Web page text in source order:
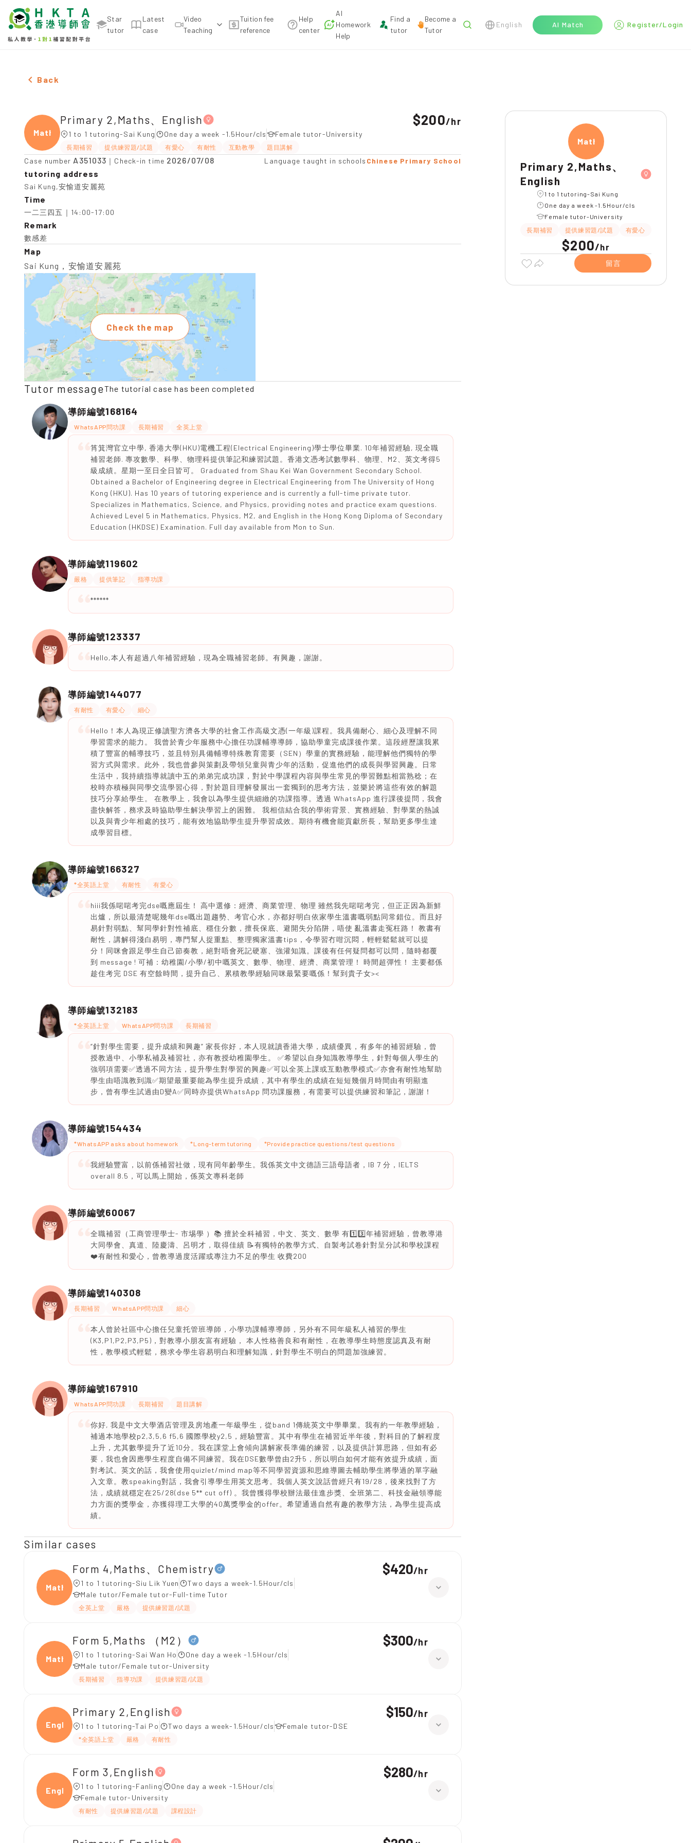
Star
tutor
Latest
case
Video
Teaching
Tuition fee
reference
Help
center
AI
Homework
Help
Find a
tutor
Become a
Tutor
English AI Match Register/Login
Female Primary 2,Maths、English，Sai Kung Tuition recommendation
Back
Maths
Primary 2,Maths、English
1 to 1 tutoring-Sai Kung One day a week -1.5Hour/cls Female tutor-University
長期補習 提供練習題/試題 有愛心 有耐性 互動教學 題目講解
$200/hr
Case number A351033 ｜Check-in time 2026/07/08 Language taught in schools Chinese Primary School
tutoring address
Sai Kung,安愉道安麗苑
Time
一二三四五｜14:00-17:00
Remark
數感差
Map
Sai Kung，安愉道安麗苑
Check the map
Tutor messageThe tutorial case has been completed
導師編號168164
WhatsAPP問功課 長期補習 全英上堂
筲箕灣官立中學, 香港大學(HKU)電機工程(Electrical Engineering)學士學位畢業. 10年補習經驗, 現全職
補習老師. 專攻數學、科學、物理科提供筆記和練習試題。香港文憑考試數學科、物理、M2、英文考得5
級成績。星期一至日全日皆可。 Graduated from Shau Kei Wan Government Secondary School.
Obtained a Bachelor of Engineering degree in Electrical Engineering from The University of Hong
Kong (HKU). Has 10 years of tutoring experience and is currently a full-time private tutor.
Specializes in Mathematics, Science, and Physics, providing notes and practice exam questions.
Achieved Level 5 in Mathematics, Physics, M2, and English in the Hong Kong Diploma of Secondary
Education (HKDSE) Examination. Full day available from Mon to Sun.
導師編號119602
嚴格 提供筆記 指導功課
******
導師編號123337
Hello,本人有超過八年補習經驗，現為全職補習老師。有興趣，謝謝。
導師編號144077
有耐性 有愛心 細心
Hello！本人為現正修讀聖方濟各大學的社會工作高級文憑(一年級)課程。我具備耐心、細心及理解不同
學習需求的能力。 我曾於青少年服務中心擔任功課輔導導師，協助學童完成課後作業。這段經歷讓我累
積了豐富的輔導技巧，並且特別具備輔導特殊教育需要（SEN）學童的實務經驗，能理解他們獨特的學
習方式與需求。此外，我也曾參與策劃及帶領兒童與青少年的活動，促進他們的成長與學習興趣。日常
生活中，我持續指導就讀中五的弟弟完成功課，對於中學課程內容與學生常見的學習難點相當熟稔；在
校時亦積極與同學交流學習心得，對於題目理解發展出一套獨到的思考方法，並樂於將這些有效的解題
技巧分享給學生。 在教學上，我會以為學生提供細緻的功課指導。透過 WhatsApp 進行課後提問，我會
盡快解答，務求及時協助學生解決學習上的困難。 我相信結合我的學術背景、實務經驗、對學業的熱誠
以及與青少年相處的技巧，能有效地協助學生提升學習成效。期待有機會能貢獻所長，幫助更多學生達
成學習目標。
導師編號166327
*全英語上堂 有耐性 有愛心
hiii我係啱啱考完dse嘅應屆生！ 高中選修：經濟、商業管理、物理 雖然我先啱啱考完，但正正因為新鮮
出爐，所以最清楚呢幾年dse嘅出題趨勢、考官心水，亦都好明白依家學生溫書嘅弱點同常錯位。而且好
易針對弱點、幫同學針對性補底、穩住分數，擅長保底、避開失分陷阱，唔使 亂溫書走冤枉路！ 教書有
耐性，講解得淺白易明，專門幫人捉重點、整理獨家溫書tips，令學習冇咁沉悶，輕輕鬆鬆就可以提
分！同咪會跟足學生自己節奏教，絕對唔會死記硬塞、強灌知識。課後有任何疑問都可以問，隨時都覆
到 message ! 可補：幼稚園/小學/初中嘅英文、數學、物理、經濟、商業管理！ 時間超彈性！ 主要都係
趁住考完 DSE 有空餘時間，提升自己、累積教學經驗同咪最緊要嘅係！幫到貴子女><
導師編號132183
*全英語上堂 WhatsAPP問功課 長期補習
“針對學生需要，提升成績和興趣” 家長你好，本人現就讀香港大學，成績優異，有多年的補習經驗，曾
授教過中、小學私補及補習社，亦有教授幼稚園學生。 ✅希望以自身知識教導學生，針對每個人學生的
強弱項需要✅透過不同方法，提升學生對學習的興趣✅可以全英上課或互動教學模式✅亦會有耐性地幫助
學生由唔識教到識✅期望最重要能為學生提升成績，其中有學生的成績在短短幾個月時間由有明顯進
步，曾有學生試過由D變A✅同時亦提供WhatsApp 問功課服務，有需要可以提供練習和筆記，謝謝！
導師編號154434
*WhatsAPP asks about homework *Long-term tutoring *Provide practice questions/test questions
我經驗豐富，以前係補習社做，現有同年齡學生。我係英文中文德語三語母語者，IB 7 分，IELTS
overall 8.5，可以馬上開始，係英文專科老師
導師編號60067
全職補習（工商管理學士- 市埸學 ）📚 擅於全科補習，中文、英文、數學 有1️⃣3️⃣年補習經驗，曾教導港
大同學會、真道、陸慶濤、呂明才，取得佳績 📝有獨特的教學方式、自製考試卷針對呈分試和學校課程
❤️有耐性和愛心，曾教導過度活躍或專注力不足的學生 收費200
導師編號140308
長期補習 WhatsAPP問功課 細心
本人曾於社區中心擔任兒童托管班導師，小學功課輔導導師，另外有不同年級私人補習的學生
(K3,P1,P2,P3,P5)，對教導小朋友富有經驗， 本人性格善良和有耐性，在教導學生時態度認真及有耐
性，教學模式輕鬆，務求令學生容易明白和理解知識，針對學生不明白的問題加強練習。
導師編號167910
WhatsAPP問功課 長期補習 題目講解
你好, 我是中文大學酒店管理及房地產一年級學生，從band 1傳統英文中學畢業。我有約一年教學經驗，
補過本地學校p2,3,5,6 f5,6 國際學校y2,5，經驗豐富。其中有學生在補習近半年後，對科目的了解程度
上升，尤其數學提升了近10分。我在課堂上會傾向講解家長準備的練習，以及提供計算思路，但如有必
要，我也會因應學生程度自備不同練習。我在DSE數學曾由2升5，所以明白如何才能有效提升成績，面
對考試。英文的話，我會使用quizlet/mind map等不同學習資源和思維導圖去輔助學生將學過的單字融
入文章。教speaking對話，我會引導學生用英文思考。我個人英文說話曾經只有19/28，後來找對了方
法，成績就穩定在25/28(dse 5** cut off) 。我曾獲得學校辦法最佳進步獎、全班第二、科技金融領導能
力方面的獎學金，亦獲得理工大學的40萬獎學金的offer。希望通過自然有趣的教學方法，為學生提高成
績。
Similar cases
Maths
Form 4,Maths、Chemistry
1 to 1 tutoring-Siu Lik Yuen
Two days a week-1.5Hour/cls
Male tutor/Female tutor-Full-time Tutor
全英上堂 嚴格 提供練習題/試題
$420/hr
Maths
Form 5,Maths （M2）
1 to 1 tutoring-Sai Wan Ho
One day a week -1.5Hour/cls
Male tutor/Female tutor-University
長期補習 指導功課 提供練習題/試題
$300/hr
Engli
Primary 2,English
1 to 1 tutoring-Tai Po Two days a week-1.5Hour/cls Female tutor-DSE
*全英語上堂 嚴格 有耐性
$150/hr
Engli
Form 3,English
1 to 1 tutoring-Fanling
One day a week -1.5Hour/cls
Female tutor-University
有耐性 提供練習題/試題 課程設計
$280/hr
Maths
Primary 2,Maths、
English
1 to 1 tutoring-Sai Kung
One day a week -1.5Hour/cls
Female tutor-University
長期補習
提供練習題/試題 有愛心
$200/hr
留言